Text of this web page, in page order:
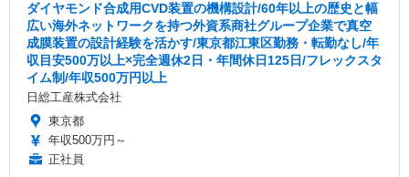
ダイヤモンド合成用CVD装置の機構設計/60年以上の歴史と幅
広い海外ネットワークを持つ外資系商社グループ企業で真空
成膜装置の設計経験を活かす/東京都江東区勤務・転勤なし/年
収目安500万以上×完全週休2日・年間休日125日/フレックスタ
イム制/年収500万円以上
日総工産株式会社
東京都
年収500万円～
正社員